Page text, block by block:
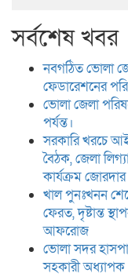
সর্বশেষ খবর
নবগঠিত ভোলা
ফেডারেশনের
ভোলা জেলা
পর্যন্ত।
সরকারি খরচে
বৈঠক, জেলা
কার্যক্রম
খাল পুনঃখনন
ফেরত, দৃষ্টান্ত
আফরোজ
ভোলা সদর
সহকারী